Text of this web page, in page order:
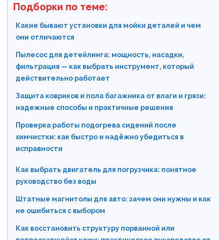
Подборки по теме:
Какие бывают установки для мойки деталей и чем
они отличаются
Пылесос для детейлинга: мощность, насадки,
фильтрация — как выбрать инструмент, который
действительно работает
Защита ковриков и пола багажника от влаги и грязи:
надежные способы и практичные решения
Проверка работы подогрева сидений после
химчистки: как быстро и надёжно убедиться в
исправности
Как выбрать двигатель для погрузчика: понятное
руководство без воды
Штатные магнитолы для авто: зачем они нужны и как
не ошибиться с выбором
Как восстановить структуру порванной или